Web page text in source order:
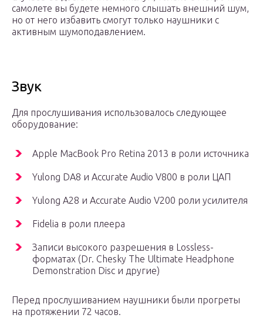
самолете вы будете немного слышать внешний шум,
но от него избавить смогут только наушники с
активным шумоподавлением.
Звук
Для прослушивания использовалось следующее
оборудование:
Apple MacBook Pro Retina 2013 в роли источника
Yulong DA8 и Accurate Audio V800 в роли ЦАП
Yulong A28 и Accurate Audio V200 роли усилителя
Fidelia в роли плеера
Записи высокого разрешения в Lossless-
форматах (Dr. Chesky The Ultimate Headphone
Demonstration Disc и другие)
Перед прослушиванием наушники были прогреты
на протяжении 72 часов.